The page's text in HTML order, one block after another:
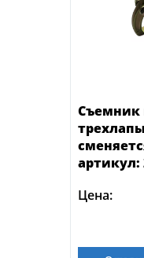
артикул:
Цена: